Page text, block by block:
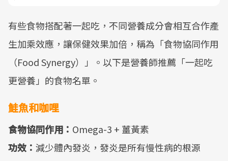
有些食物搭配著一起吃，不同營養成分會相互合作產
生加乘效應，讓保健效果加倍，稱為「食物協同作用
（Food Synergy）」。以下是營養師推薦「一起吃
更營養」的食物名單。
鮭魚和咖哩
食物協同作用： Omega-3 + 薑黃素
功效： 減少體內發炎，發炎是所有慢性病的根源